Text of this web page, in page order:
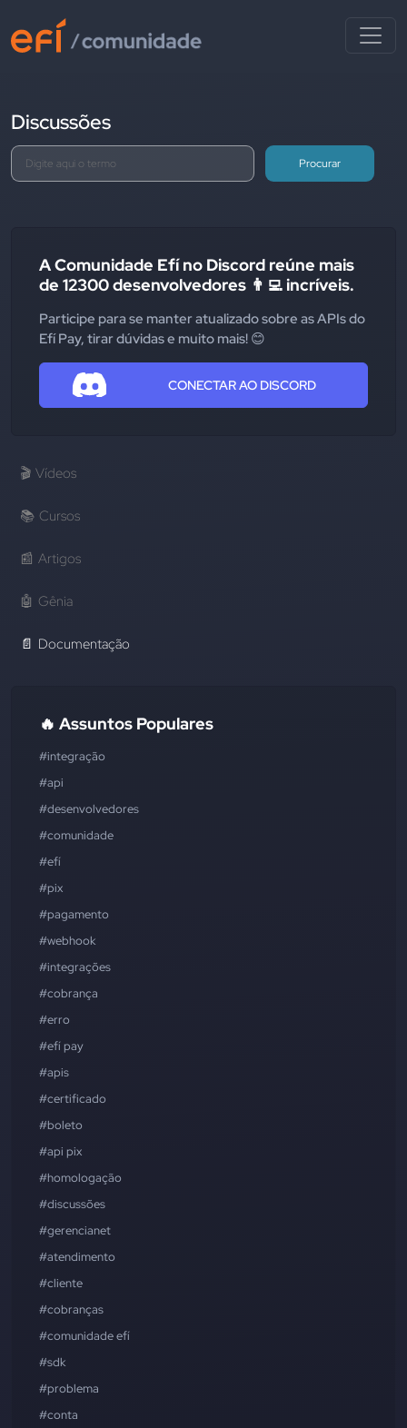
Discussões
Procurar
A Comunidade Efí no Discord reúne mais
de 12300 desenvolvedores 👨‍💻 incríveis.
Participe para se manter atualizado sobre as APIs do
Efí Pay, tirar dúvidas e muito mais! 😊
CONECTAR AO DISCORD
🎬 Vídeos
📚 Cursos
📰 Artigos
🤖 Gênia
📄 Documentação
🔥 Assuntos Populares
#integração
#api
#desenvolvedores
#comunidade
#efí
#pix
#pagamento
#webhook
#integrações
#cobrança
#erro
#efí pay
#apis
#certificado
#boleto
#api pix
#homologação
#discussões
#gerencianet
#atendimento
#cliente
#cobranças
#comunidade efí
#sdk
#problema
#conta